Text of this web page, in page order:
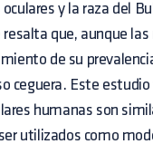
y la raza del
que, aunque
de su
ceguera. Este
humanas son
utilizados como